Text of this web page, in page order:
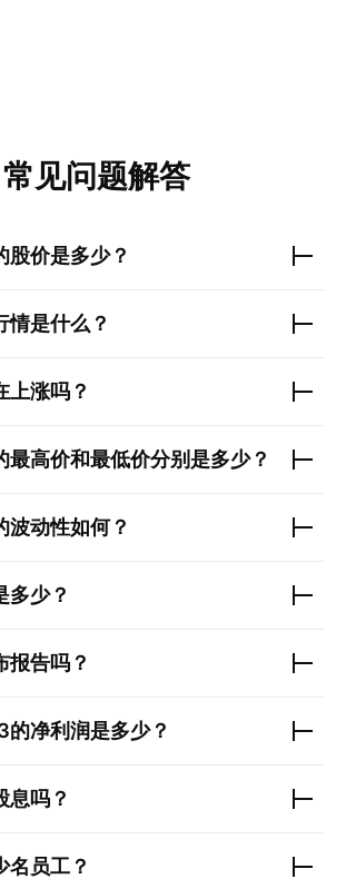
常见问题解答
股价是多少？
情是什么？
上涨吗？
最高价和最低价分别是多少？
波动性如何？
多少？
报告吗？
的净利润是多少？
息吗？
名员工？